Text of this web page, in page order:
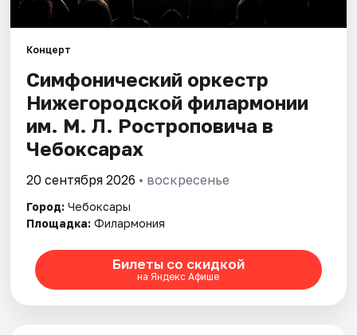
Площадки
Рейтинги
Концерт
Симфонический оркестр
Нижегородской филармонии
им. М. Л. Ростроповича в
Чебоксарах
20 сентября 2026 • воскресенье
Город: Чебоксары
Площадка: Филармония
Билеты со скидкой
на Яндекс Афише